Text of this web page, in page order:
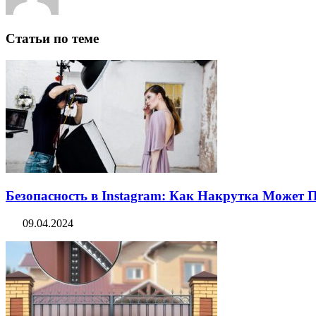
Статьи по теме
Безопасность в Instagram: Как Накрутка
09.04.2024